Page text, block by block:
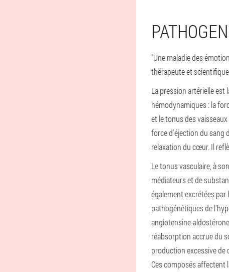
"Une maladie des
thérapeute et
La pression artérielle est
hémodynamiques : la
et le tonus des
force d'éjection du sang
relaxation du cœur. Il
Le tonus vasculaire, à
médiateurs et de
également excrétées
pathogénétiques de
angiotensine-
réabsorption accrue du
production excessive
Ces composés affectent